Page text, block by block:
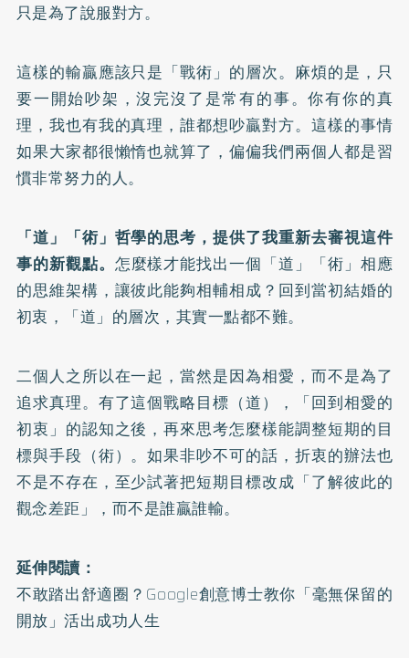
只是為了說服對方。
這樣的輸贏應該只是「戰術」的層次。麻煩的是，只
要一開始吵架，沒完沒了是常有的事。你有你的真
理，我也有我的真理，誰都想吵贏對方。這樣的事情
如果大家都很懶惰也就算了，偏偏我們兩個人都是習
慣非常努力的人。
「道」「術」哲學的思考，提供了我重新去審視這件
事的新觀點。 怎麼樣才能找出一個「道」「術」相應
的思維架構，讓彼此能夠相輔相成？回到當初結婚的
初衷，「道」的層次，其實一點都不難。
二個人之所以在一起，當然是因為相愛，而不是為了
追求真理。有了這個戰略目標（道），「回到相愛的
初衷」的認知之後，再來思考怎麼樣能調整短期的目
標與手段（術）。如果非吵不可的話，折衷的辦法也
不是不存在，至少試著把短期目標改成「了解彼此的
觀念差距」，而不是誰贏誰輸。
延伸閱讀：
不敢踏出舒適圈？Google創意博士教你「毫無保留的
開放」活出成功人生